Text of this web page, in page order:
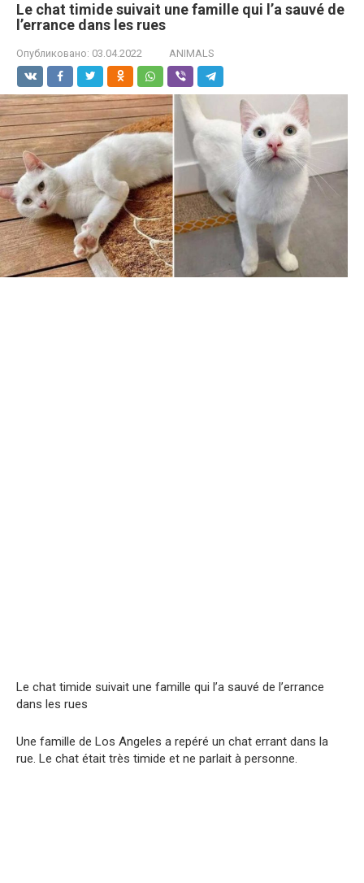
Le chat timide suivait une famille qui l’a sauvé de
l’errance dans les rues
Опубликовано: 03.04.2022 ANIMALS
Le chat timide suivait une famille qui l’a sauvé de l’errance
dans les rues
Une famille de Los Angeles a repéré un chat errant dans la
rue. Le chat était très timide et ne parlait à personne.